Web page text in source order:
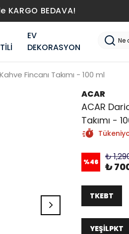
BEDAVA!
EV
DEKORASYON
Fincanı Takımı - 100 ml
ACAR
ACAR
Takımı -
%46 ₺
₺
TKEBT
YEŞİLPKT